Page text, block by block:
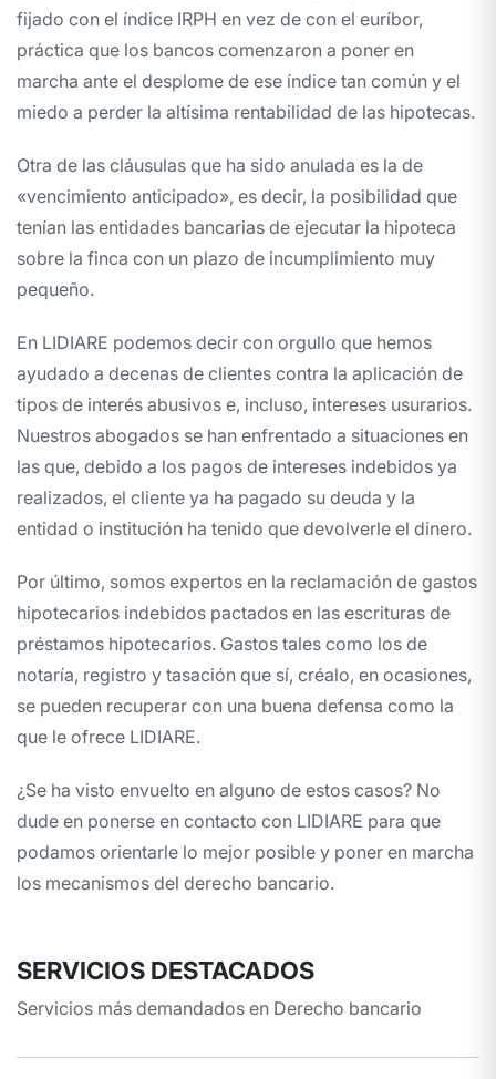
fijado con el índice IRPH en vez de con el euríbor,
práctica que los bancos comenzaron a poner en
marcha ante el desplome de ese índice tan común y el
miedo a perder la altísima rentabilidad de las hipotecas.
Otra de las cláusulas que ha sido anulada es la de
«vencimiento anticipado», es decir, la posibilidad que
tenían las entidades bancarias de ejecutar la hipoteca
sobre la finca con un plazo de incumplimiento muy
pequeño.
En LIDIARE podemos decir con orgullo que hemos
ayudado a decenas de clientes contra la aplicación de
tipos de interés abusivos e, incluso, intereses usurarios.
Nuestros abogados se han enfrentado a situaciones en
las que, debido a los pagos de intereses indebidos ya
realizados, el cliente ya ha pagado su deuda y la
entidad o institución ha tenido que devolverle el dinero.
Por último, somos expertos en la reclamación de gastos
hipotecarios indebidos pactados en las escrituras de
préstamos hipotecarios. Gastos tales como los de
notaría, registro y tasación que sí, créalo, en ocasiones,
se pueden recuperar con una buena defensa como la
que le ofrece LIDIARE.
¿Se ha visto envuelto en alguno de estos casos? No
dude en ponerse en contacto con LIDIARE para que
podamos orientarle lo mejor posible y poner en marcha
los mecanismos del derecho bancario.
SERVICIOS DESTACADOS
Servicios más demandados en Derecho bancario